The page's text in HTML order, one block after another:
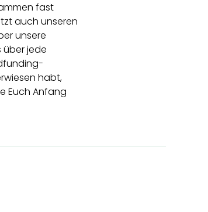
fast
auch unseren
unsere
über jede
habt,
Euch Anfang